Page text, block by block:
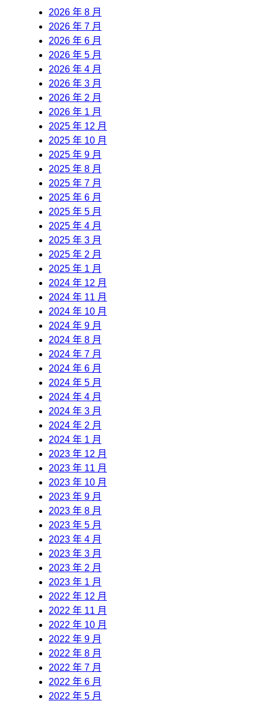
2026 年 8 月
2026 年 7 月
2026 年 6 月
2026 年 5 月
2026 年 4 月
2026 年 3 月
2026 年 2 月
2026 年 1 月
2025 年 12 月
2025 年 10 月
2025 年 9 月
2025 年 8 月
2025 年 7 月
2025 年 6 月
2025 年 5 月
2025 年 4 月
2025 年 3 月
2025 年 2 月
2025 年 1 月
2024 年 12 月
2024 年 11 月
2024 年 10 月
2024 年 9 月
2024 年 8 月
2024 年 7 月
2024 年 6 月
2024 年 5 月
2024 年 4 月
2024 年 3 月
2024 年 2 月
2024 年 1 月
2023 年 12 月
2023 年 11 月
2023 年 10 月
2023 年 9 月
2023 年 8 月
2023 年 5 月
2023 年 4 月
2023 年 3 月
2023 年 2 月
2023 年 1 月
2022 年 12 月
2022 年 11 月
2022 年 10 月
2022 年 9 月
2022 年 8 月
2022 年 7 月
2022 年 6 月
2022 年 5 月